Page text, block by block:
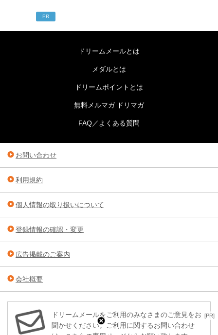
[PR]
PR
ドリームメールとは
メダルとは
ドリームポイントとは
無料メルマガ ドリマガ
FAQ／よくある質問
お問い合わせ
利用規約
個人情報の取り扱いについて
登録情報の確認・変更
広告掲載のご案内
会社概要
ドリームメールをご利用のみなさまのご意見をお
聞かせください。ご利用に関するお問い合わせ